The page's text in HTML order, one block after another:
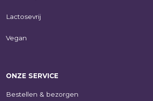
Lactosevrij
Vegan
ONZE SERVICE
Bestellen & bezorgen